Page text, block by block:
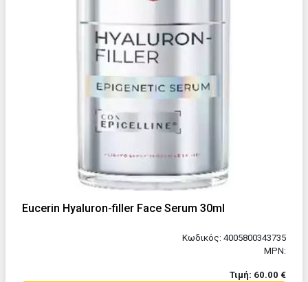
Eucerin Hyaluron-filler Face Serum 30ml
Κωδικός: 4005800343735
MPN:
Τιμή: 60.00 €